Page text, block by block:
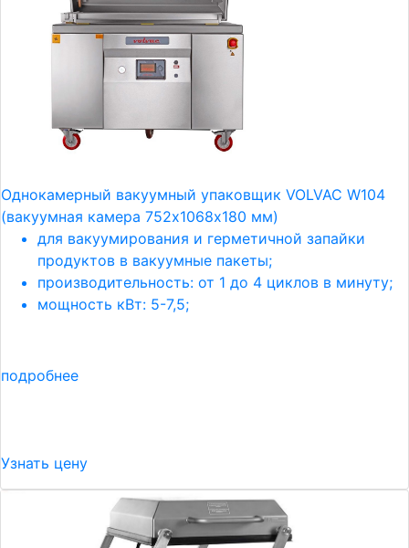
Однокамерный вакуумный упаковщик VOLVAC W104
(вакуумная камера 752х1068х180 мм)
для вакуумирования и герметичной запайки
продуктов в вакуумные пакеты;
производительность: от 1 до 4 циклов в минуту;
мощность кВт: 5-7,5;
подробнее
Узнать цену